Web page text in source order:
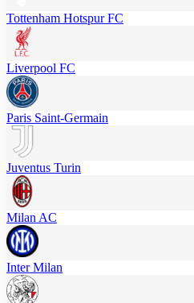
Tottenham Hotspur FC
Liverpool FC
Paris Saint-Germain
Juventus Turin
Milan AC
Inter Milan